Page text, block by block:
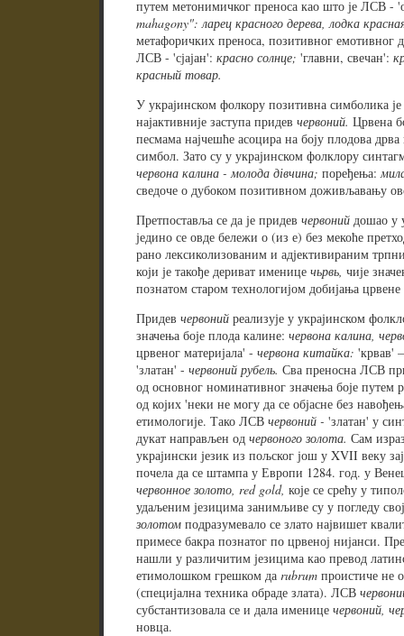
путем метонимичког преноса као што је ЛСВ -
mahagony": ларец красного дерева, лодка
метафоричких преноса, позитивног емотивног
ЛСВ - 'сјајан': красно солнце; 'главни, свечан':
красный товар.
У украјинском фолкору позитивна симболика
најактивније заступа придев червоний. Црвена
песмама најчешће асоцира на боју плодова
симбол. Зато су у украјинском фолклору
червона калина - молода дівчина; поређења:
сведоче о дубоком позитивном доживљавању
Претпоставља се да је придев червоний дошао у
једино се овде бележи о (из е) без мекоће
рано лексиколизованим и адјективираним
који је такође дериват именице чьрвь, чије
познатом старом технологијом добијања
Придев червоний реализује у украјинском
значења боје плода калине: червона калина,
црвеног материјала' - червона китайка: 'крвав'
'златан' - червоний рубель. Сва преносна ЛСВ
од основног номинативног значења боје путем
од којих 'неки не могу да се објасне без
етимологије. Тако ЛСВ червоний - 'златан' у
дукат направљен од червоного золота. Сам
украјински језик из пољског још у XVII веку
почела да се штампа у Европи 1284. год. у
червонное золото, red gold, које се срећу у
удаљеним језицима занимљиве су у погледу
золотомподразумевало се злато највишет
примесе бакра познатог по црвеној нијанси.
нашли у различитим језицима као превод
етимолошком грешком да rubrumпроистиче не
(специјална техника обраде злата). ЛСВ
субстантизовала се и дала именице червоний,
новца.